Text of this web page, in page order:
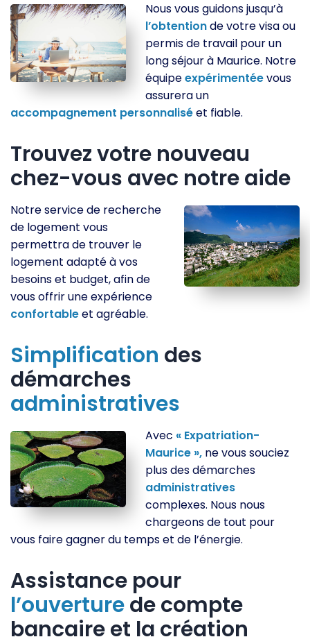
Nous vous guidons jusqu’à
l’obtentionde votre visa ou
permis de travail pour un
long séjour à Maurice. Notre
équipeexpérimentéevous
assurera un
accompagnement personnaliséet fiable.
Trouvez votre nouveau
chez-vous avec notre aide
Notre service de recherche
de logement vous
permettra de trouver le
logement adapté à vos
besoins et budget, afin de
vous offrir une expérience
confortableet agréable.
Simplification des
démarches
administratives
Avec « Expatriation-
Maurice », ne vous souciez
plus des démarches
administratives
complexes. Nous nous
chargeons de tout pour
vous faire gagner du temps et de l’énergie.
Assistance pour
l’ouverturede compte
bancaire et la création